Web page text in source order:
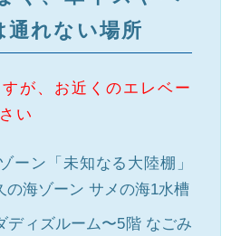
通れない場所
が、お近くのエレベー
い
ーン「未知なる大陸棚」
の海ゾーン サメの海1水槽
ディズルーム〜5階 なごみ